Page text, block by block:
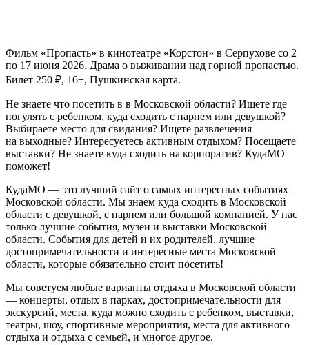
Фильм «Пропасть» в кинотеатре «Корстон» в Серпухове со 2
по 17 июня 2026. Драма о выживании над горной пропастью.
Билет 250 ₽, 16+, Пушкинская карта.
Не знаете что посетить в в Московской области? Ищете где
погулять с ребенком, куда сходить с парнем или девушкой?
Выбираете место для свидания? Ищете развлечения
на выходные? Интересуетесь активным отдыхом? Посещаете
выставки? Не знаете куда сходить на корпоратив? КудаМО
поможет!
КудаМО — это лучший сайт о самых интересных событиях
Московской области. Мы знаем куда сходить в Московской
области с девушкой, с парнем или большой компанией. У нас
только лучшие события, музеи и выставки Московской
области. События для детей и их родителей, лучшие
достопримечательности и интересные места Московской
области, которые обязательно стоит посетить!
Мы советуем любые варианты отдыха в Московской области
— концерты, отдых в парках, достопримечательности для
экскурсий, места, куда можно сходить с ребенком, выставки,
театры, шоу, спортивные мероприятия, места для активного
отдыха и отдыха с семьей, и многое другое.